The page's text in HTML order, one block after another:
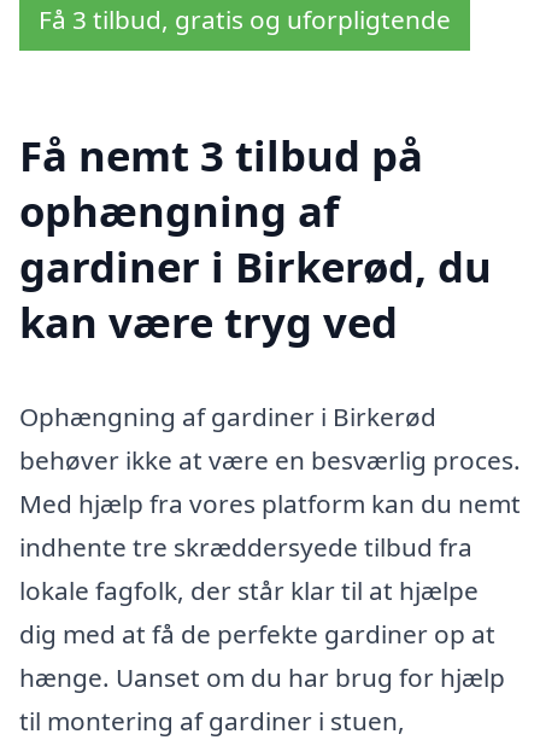
Få 3 tilbud, gratis og uforpligtende
Få nemt 3 tilbud på
ophængning af
gardiner i Birkerød, du
kan være tryg ved
Ophængning af gardiner i Birkerød
behøver ikke at være en besværlig proces.
Med hjælp fra vores platform kan du nemt
indhente tre skræddersyede tilbud fra
lokale fagfolk, der står klar til at hjælpe
dig med at få de perfekte gardiner op at
hænge. Uanset om du har brug for hjælp
til montering af gardiner i stuen,